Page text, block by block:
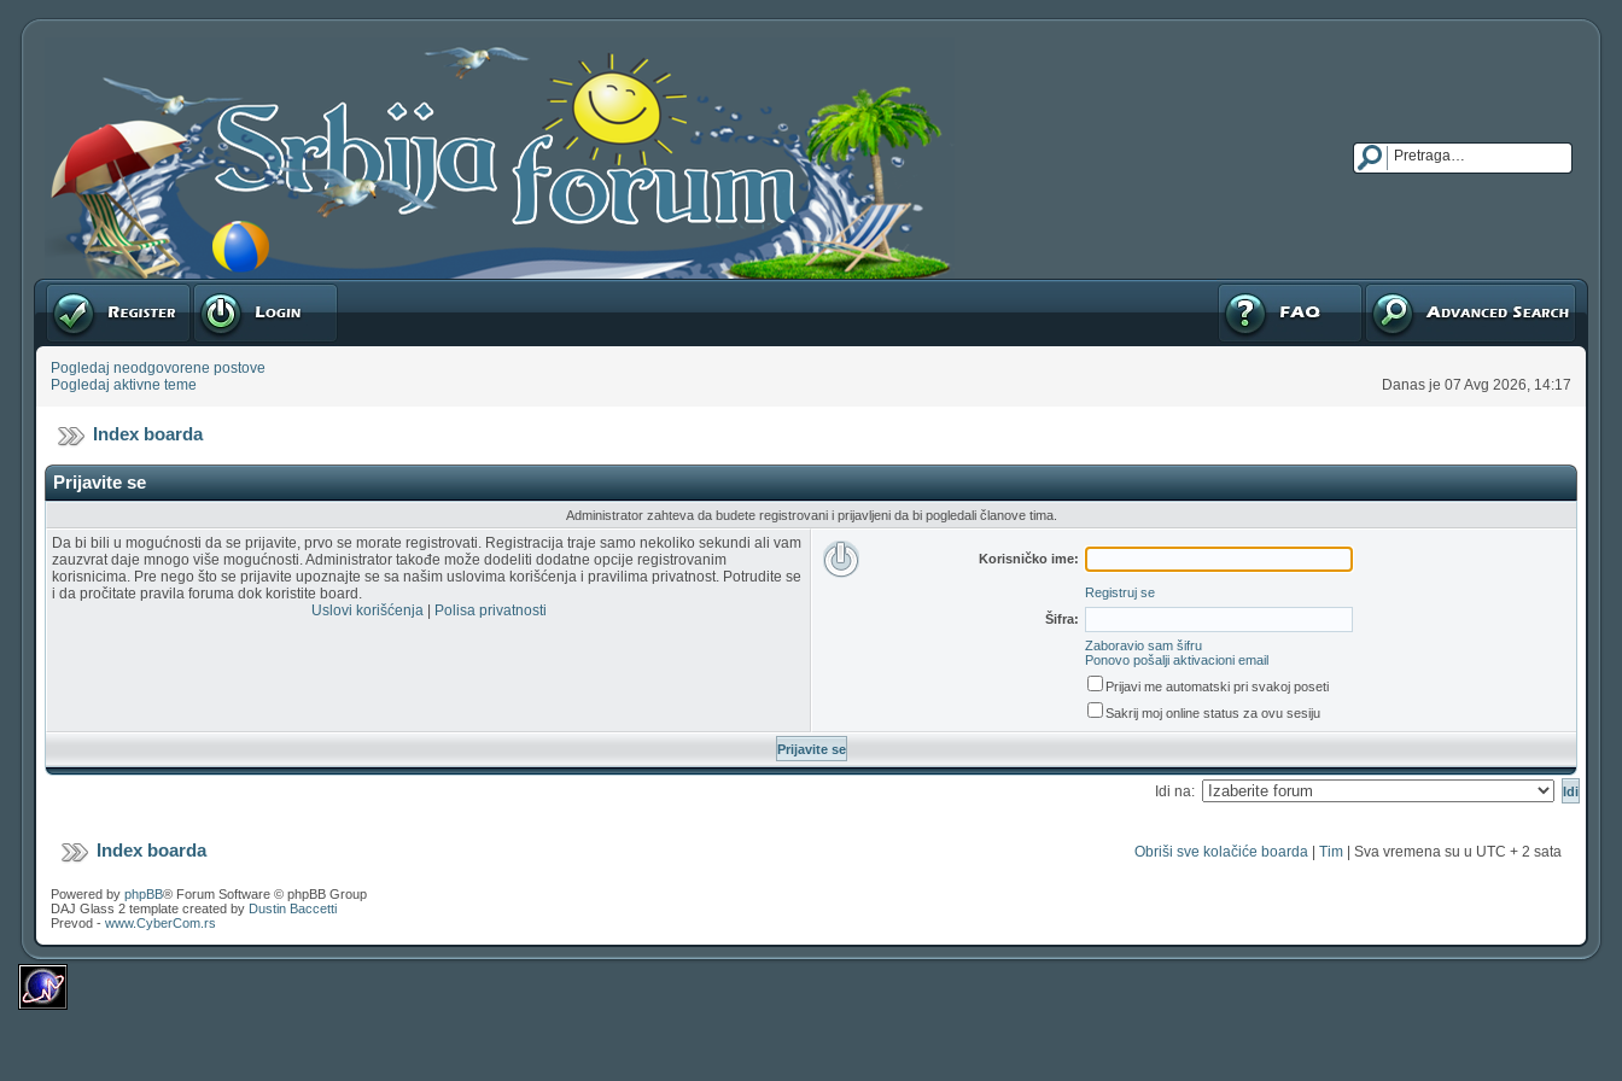
Registruj se Prijavite se Napredna pretraga
FAQ
Pogledaj neodgovorene postove
Pogledaj aktivne teme
Danas je 07 Avg 2026, 14:17
Index boarda
Prijavite se
Administrator zahteva da budete registrovani i prijavljeni da bi pogledali članove tima.
Da bi bili u mogućnosti da se prijavite, prvo se morate registrovati. Registracija traje samo nekoliko sekundi ali vam
zauzvrat daje mnogo više mogućnosti. Administrator takođe može dodeliti dodatne opcije registrovanim
korisnicima. Pre nego što se prijavite upoznajte se sa našim uslovima korišćenja i pravilima privatnost. Potrudite se
i da pročitate pravila foruma dok koristite board.
Uslovi korišćenja| Polisa privatnosti
Korisničko ime:
Registruj se
Šifra:
Zaboravio sam šifru
Ponovo pošalji aktivacioni email
Prijavi me automatski pri svakoj poseti
Sakrij moj online status za ovu sesiju
Idi na:
Index boarda Obriši sve kolačiće boarda Tim | Sva vremena su u UTC + 2 sata
Powered by phpBB® Forum Software © phpBB Group
DAJ Glass 2 template created by Dustin Baccetti
Prevod - www.CyberCom.rs